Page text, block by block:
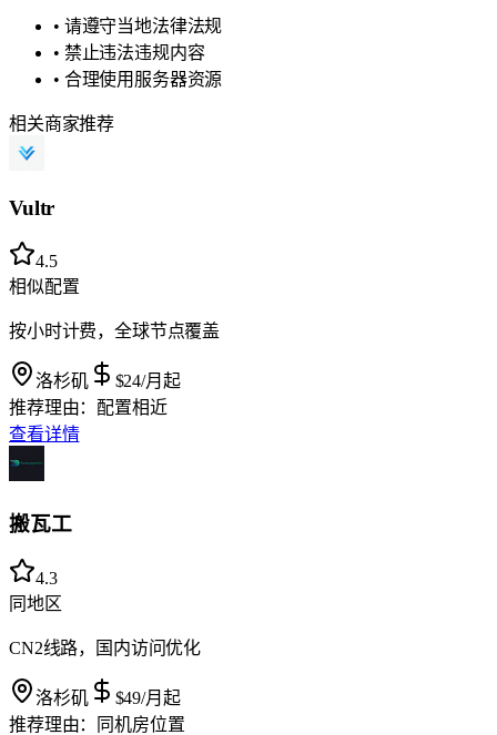
• 请遵守当地法律法规
• 禁止违法违规内容
• 合理使用服务器资源
相关商家推荐
Vultr
4.5
相似配置
按小时计费，全球节点覆盖
洛杉矶 $24/月起
推荐理由： 配置相近
查看详情
搬瓦工
4.3
同地区
CN2线路，国内访问优化
洛杉矶 $49/月起
推荐理由：
同机房位置